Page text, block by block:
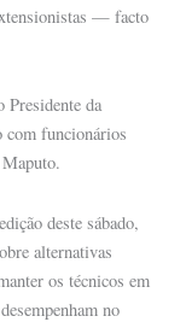
— facto
Presidente da
com funcionários
deste sábado,
alternativas
os técnicos em
no